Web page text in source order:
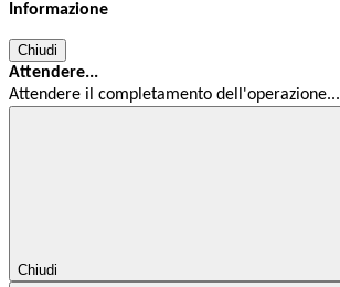
Informazione
Chiudi
Attendere...
Attendere il completamento dell'operazione...
Chiudi